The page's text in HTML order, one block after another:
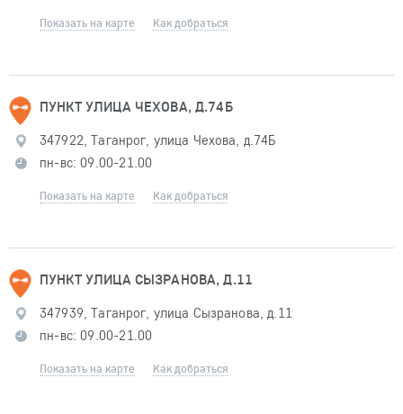
Показать на карте Как добраться
ПУНКТ УЛИЦА ЧЕХОВА, Д.74Б
347922, Таганрог, улица Чехова, д.74Б
пн-вс: 09.00-21.00
Показать на карте Как добраться
ПУНКТ УЛИЦА СЫЗРАНОВА, Д.11
347939, Таганрог, улица Сызранова, д.11
пн-вс: 09.00-21.00
Показать на карте Как добраться